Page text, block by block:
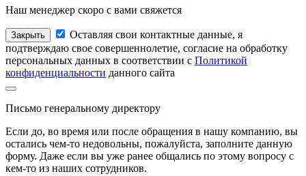
Наш менеджер скоро с вами свяжется
Закрыть
Оставляя свои контактные данные, я
подтверждаю свое совершеннолетие, согласие на обработку
персональных данных в соответствии с Политикой
конфиденциальности данного сайта
Письмо генеральному директору
Если до, во время или после обращения в нашу компанию, вы
остались чем-то недовольны, пожалуйста, заполните данную
форму. Даже если вы уже ранее общались по этому вопросу с
кем-то из наших сотрудников.